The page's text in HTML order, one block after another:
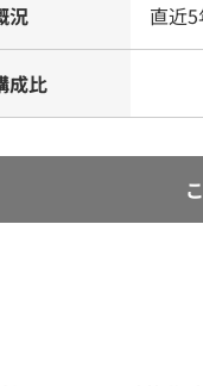
況 直近
成比